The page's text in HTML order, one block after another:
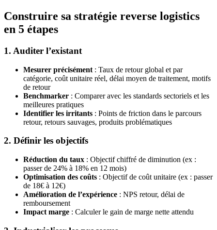
Construire sa stratégie reverse logistics
en 5 étapes
1. Auditer l’existant
Mesurer précisément : Taux de retour global et par
catégorie, coût unitaire réel, délai moyen de traitement, motifs
de retour
Benchmarker : Comparer avec les standards sectoriels et les
meilleures pratiques
Identifier les irritants : Points de friction dans le parcours
retour, retours sauvages, produits problématiques
2. Définir les objectifs
Réduction du taux : Objectif chiffré de diminution (ex :
passer de 24% à 18% en 12 mois)
Optimisation des coûts : Objectif de coût unitaire (ex : passer
de 18€ à 12€)
Amélioration de l’expérience : NPS retour, délai de
remboursement
Impact marge : Calculer le gain de marge nette attendu